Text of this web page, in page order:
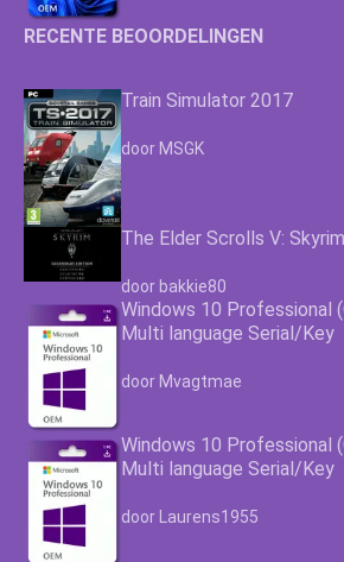
RECENTE BEOORDELINGEN
Train Simulator 2017
Waardering
door MSGK
The Elder Scrolls V:
Waardering4.63
door bakkie80
Windows 10 Professional
Multi language Serial/Key
Waardering4.63
door Mvagtmae
Windows 10 Professional
Multi language Serial/Key
Waardering4.63uit 5
door Laurens1955